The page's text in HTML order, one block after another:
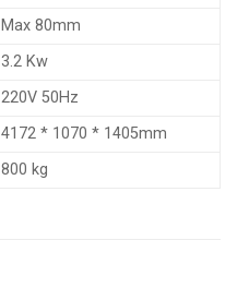
Max 80mm
3.2 Kw
220V 50Hz
4172 * 1070 * 1405mm
800 kg